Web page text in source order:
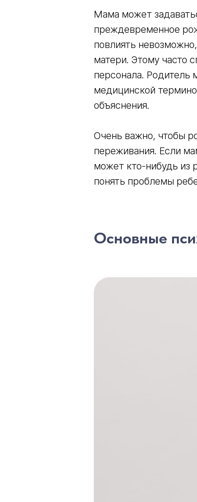
Мама может
преждевременное
повлиять
матери. Этому часто
персонала.
медицинской
объяснения.
Очень важно, чтобы
переживания. Если
может кто-нибудь из
понять проблемы
Основные